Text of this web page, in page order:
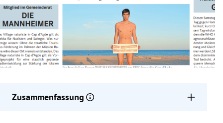
Untermenü
Untermenü
Untermenü
Zusammenfassung